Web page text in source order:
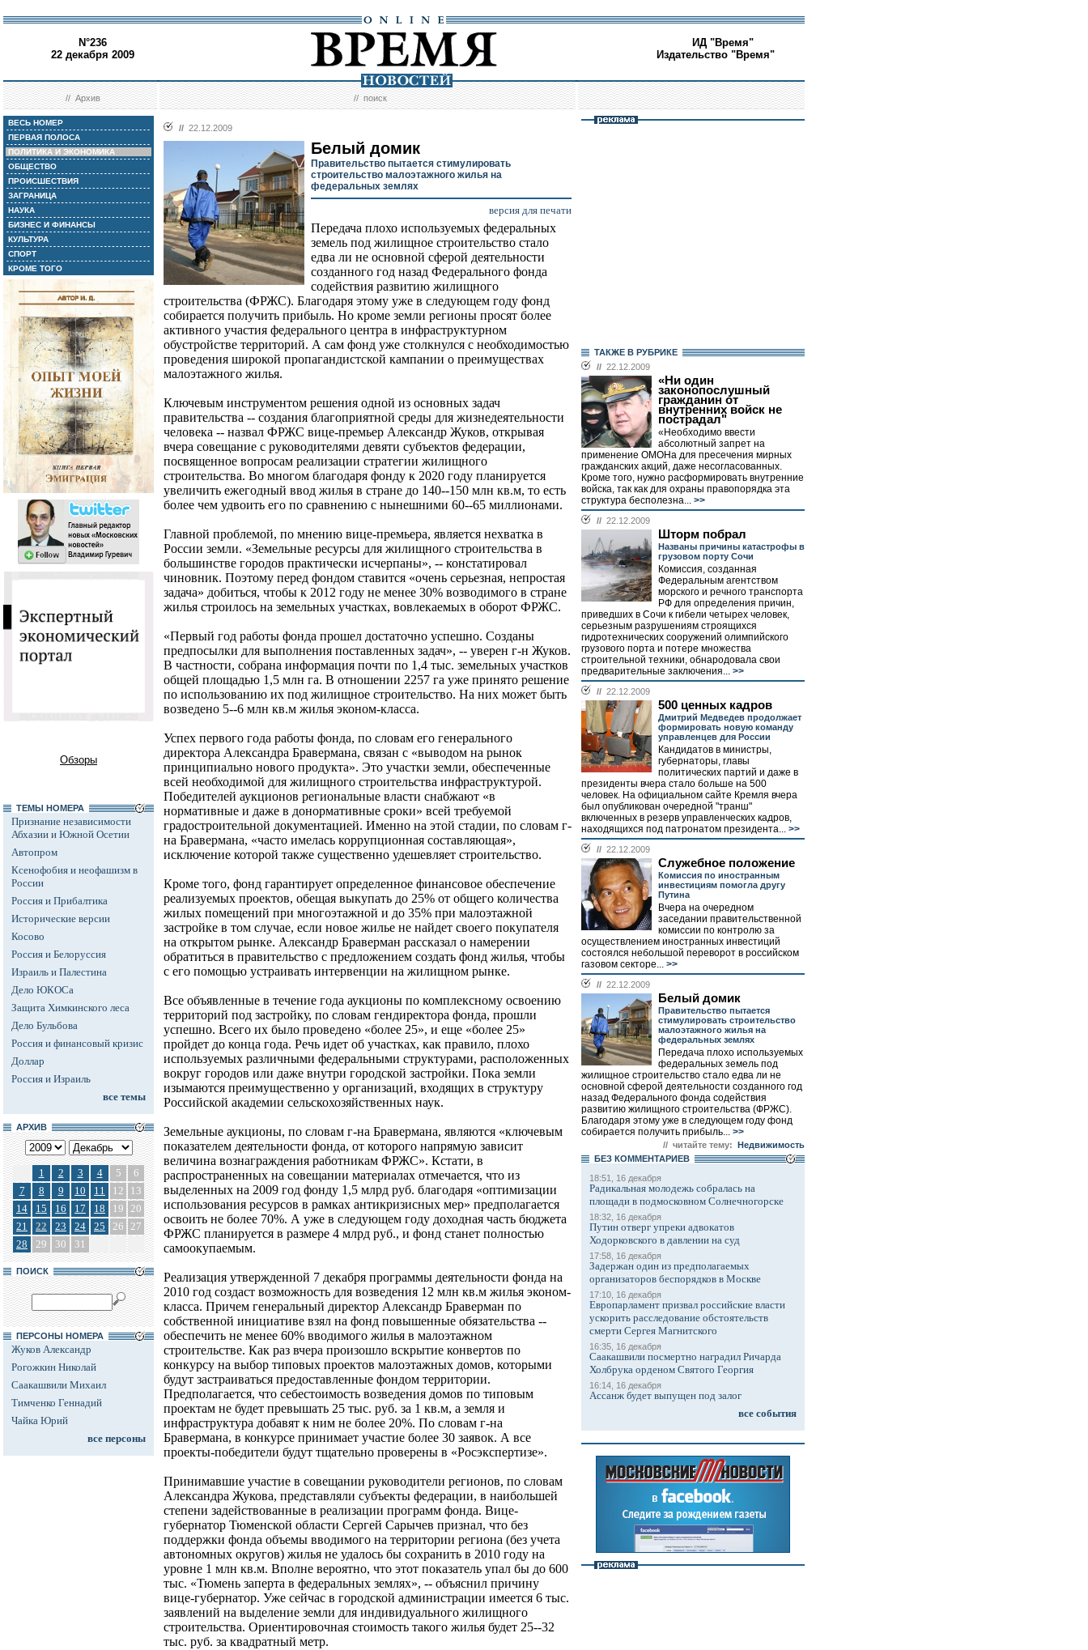
N°236
22 декабря 2009
ИД "Время"
Издательство "Время"
//Архив //поиск
ВЕСЬ НОМЕР
ПЕРВАЯ ПОЛОСА
ПОЛИТИКА И ЭКОНОМИКА
ОБЩЕСТВО
ПРОИСШЕСТВИЯ
ЗАГРАНИЦА
НАУКА
БИЗНЕС И ФИНАНСЫ
КУЛЬТУРА
СПОРТ
КРОМЕ ТОГО
Обзоры
ТЕМЫ НОМЕРА
Признание независимости
Абхазии и Южной Осетии
Автопром
Ксенофобия и неофашизм в
России
Россия и Прибалтика
Исторические версии
Косово
Россия и Белоруссия
Израиль и Палестина
Дело ЮКОСа
Защита Химкинского леса
Дело Бульбова
Россия и финансовый кризис
Доллар
Россия и Израиль
все темы
АРХИВ
1 2 3 4 5
6
7
8 9 10 11 12
13
14
15 16 17 18 19 20
21
22 23 24 25 26 27
28
29 30 31
ПОИСК
ПЕРСОНЫ НОМЕРА
Жуков Александр
Рогожкин Николай
Саакашвили Михаил
Тимченко Геннадий
Чайка Юрий
все персоны
// 22.12.2009
Белый домик
Правительство пытается стимулировать
строительство малоэтажного жилья на
федеральных землях
версия для печати
Передача плохо используемых федеральных
земель под жилищное строительство стало
едва ли не основной сферой деятельности
созданного год назад Федерального фонда
содействия развитию жилищного
строительства (ФРЖС). Благодаря этому уже в следующем году фонд
собирается получить прибыль. Но кроме земли регионы просят более
активного участия федерального центра в инфраструктурном
обустройстве территорий. А сам фонд уже столкнулся с необходимостью
проведения широкой пропагандистской кампании о преимуществах
малоэтажного жилья.
Ключевым инструментом решения одной из основных задач
правительства -- создания благоприятной среды для жизнедеятельности
человека -- назвал ФРЖС вице-премьер Александр Жуков, открывая
вчера совещание с руководителями девяти субъектов федерации,
посвященное вопросам реализации стратегии жилищного
строительства. Во многом благодаря фонду к 2020 году планируется
увеличить ежегодный ввод жилья в стране до 140--150 млн кв.м, то есть
более чем удвоить его по сравнению с нынешними 60--65 миллионами.
Главной проблемой, по мнению вице-премьера, является нехватка в
России земли. «Земельные ресурсы для жилищного строительства в
большинстве городов практически исчерпаны», -- констатировал
чиновник. Поэтому перед фондом ставится «очень серьезная, непростая
задача» добиться, чтобы к 2012 году не менее 30% возводимого в стране
жилья строилось на земельных участках, вовлекаемых в оборот ФРЖС.
«Первый год работы фонда прошел достаточно успешно. Созданы
предпосылки для выполнения поставленных задач», -- уверен г-н Жуков.
В частности, собрана информация почти по 1,4 тыс. земельных участков
общей площадью 1,5 млн га. В отношении 2257 га уже принято решение
по использованию их под жилищное строительство. На них может быть
возведено 5--6 млн кв.м жилья эконом-класса.
Успех первого года работы фонда, по словам его генерального
директора Александра Бравермана, связан с «выводом на рынок
принципиально нового продукта». Это участки земли, обеспеченные
всей необходимой для жилищного строительства инфраструктурой.
Победителей аукционов региональные власти снабжают «в
нормативные и даже в донормативные сроки» всей требуемой
градостроительной документацией. Именно на этой стадии, по словам г-
на Бравермана, «часто имелась коррупционная составляющая»,
исключение которой также существенно удешевляет строительство.
Кроме того, фонд гарантирует определенное финансовое обеспечение
реализуемых проектов, обещая выкупать до 25% от общего количества
жилых помещений при многоэтажной и до 35% при малоэтажной
застройке в том случае, если новое жилье не найдет своего покупателя
на открытом рынке. Александр Браверман рассказал о намерении
обратиться в правительство с предложением создать фонд жилья, чтобы
с его помощью устраивать интервенции на жилищном рынке.
Все объявленные в течение года аукционы по комплексному освоению
территорий под застройку, по словам гендиректора фонда, прошли
успешно. Всего их было проведено «более 25», и еще «более 25»
пройдет до конца года. Речь идет об участках, как правило, плохо
используемых различными федеральными структурами, расположенных
вокруг городов или даже внутри городской застройки. Пока земли
изымаются преимущественно у организаций, входящих в структуру
Российской академии сельскохозяйственных наук.
Земельные аукционы, по словам г-на Бравермана, являются «ключевым
показателем деятельности фонда, от которого напрямую зависит
величина вознаграждения работникам ФРЖС». Кстати, в
распространенных на совещании материалах отмечается, что из
выделенных на 2009 год фонду 1,5 млрд руб. благодаря «оптимизации
использования ресурсов в рамках антикризисных мер» предполагается
освоить не более 70%. А уже в следующем году доходная часть бюджета
ФРЖС планируется в размере 4 млрд руб., и фонд станет полностью
самоокупаемым.
Реализация утвержденной 7 декабря программы деятельности фонда на
2010 год создаст возможность для возведения 12 млн кв.м жилья эконом-
класса. Причем генеральный директор Александр Браверман по
собственной инициативе взял на фонд повышенные обязательства --
обеспечить не менее 60% вводимого жилья в малоэтажном
строительстве. Как раз вчера произошло вскрытие конвертов по
конкурсу на выбор типовых проектов малоэтажных домов, которыми
будут застраиваться предоставленные фондом территории.
Предполагается, что себестоимость возведения домов по типовым
проектам не будет превышать 25 тыс. руб. за 1 кв.м, а земля и
инфраструктура добавят к ним не более 20%. По словам г-на
Бравермана, в конкурсе принимает участие более 30 заявок. А все
проекты-победители будут тщательно проверены в «Росэкспертизе».
Принимавшие участие в совещании руководители регионов, по словам
Александра Жукова, представляли субъекты федерации, в наибольшей
степени задействованные в реализации программ фонда. Вице-
губернатор Тюменской области Сергей Сарычев признал, что без
поддержки фонда объемы вводимого на территории региона (без учета
автономных округов) жилья не удалось бы сохранить в 2010 году на
уровне 1 млн кв.м. Вполне вероятно, что этот показатель упал бы до 600
тыс. «Тюмень заперта в федеральных землях», -- объяснил причину
вице-губернатор. Уже сейчас в городской администрации имеется 6 тыс.
заявлений на выделение земли для индивидуального жилищного
строительства. Ориентировочная стоимость такого жилья будет 25--32
тыс. руб. за квадратный метр.
ТАКЖЕ В РУБРИКЕ
// 22.12.2009
«Ни один
законопослушный
гражданин от
внутренних войск не
пострадал"
«Необходимо ввести
абсолютный запрет на
применение ОМОНа для пресечения мирных
гражданских акций, даже несогласованных.
Кроме того, нужно расформировать внутренние
войска, так как для охраны правопорядка эта
структура бесполезна... >>
// 22.12.2009
Шторм побрал
Названы причины катастрофы в
грузовом порту Сочи
Комиссия, созданная
Федеральным агентством
морского и речного транспорта
РФ для определения причин,
приведших в Сочи к гибели четырех человек,
серьезным разрушениям строящихся
гидротехнических сооружений олимпийского
грузового порта и потере множества
строительной техники, обнародовала свои
предварительные заключения... >>
// 22.12.2009
500 ценных кадров
Дмитрий Медведев продолжает
формировать новую команду
управленцев для России
Кандидатов в министры,
губернаторы, главы
политических партий и даже в
президенты вчера стало больше на 500
человек. На официальном сайте Кремля вчера
был опубликован очередной "транш"
включенных в резерв управленческих кадров,
находящихся под патронатом президента... >>
// 22.12.2009
Служебное положение
Комиссия по иностранным
инвестициям помогла другу
Путина
Вчера на очередном
заседании правительственной
комиссии по контролю за
осуществлением иностранных инвестиций
состоялся небольшой переворот в российском
газовом секторе... >>
// 22.12.2009
Белый домик
Правительство пытается
стимулировать строительство
малоэтажного жилья на
федеральных землях
Передача плохо используемых
федеральных земель под
жилищное строительство стало едва ли не
основной сферой деятельности созданного год
назад Федерального фонда содействия
развитию жилищного строительства (ФРЖС).
Благодаря этому уже в следующем году фонд
собирается получить прибыль... >>
// читайте тему: Недвижимость
БЕЗ КОМMЕНТАРИЕВ
18:51, 16 декабря
Радикальная молодежь собралась на
площади в подмосковном Солнечногорске
18:32, 16 декабря
Путин отверг упреки адвокатов
Ходорковского в давлении на суд
17:58, 16 декабря
Задержан один из предполагаемых
организаторов беспорядков в Москве
17:10, 16 декабря
Европарламент призвал российские власти
ускорить расследование обстоятельств
смерти Сергея Магнитского
16:35, 16 декабря
Саакашвили посмертно наградил Ричарда
Холбрука орденом Святого Георгия
16:14, 16 декабря
Ассанж будет выпущен под залог
все события